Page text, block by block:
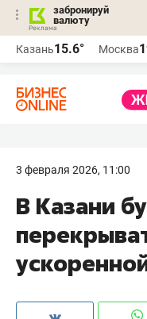
забронируй
валюту
Казань15.6° Москва
3 февраля 2026, 11:00
В Казани